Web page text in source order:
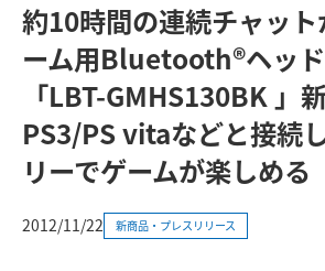
約10時間の連続チャッ
ーム用Bluetooth®ヘッ
「LBT-GMHS130BK 」
PS3/PS vitaなどと接続
リーでゲームが楽しめる
2012/11/22 新商品・プレスリリース